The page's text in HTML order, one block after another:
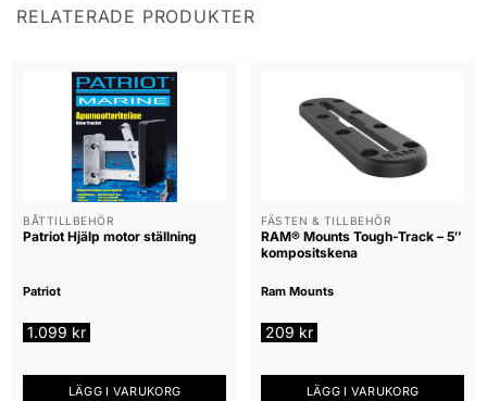
RELATERADE PRODUKTER
BÅTTILLBEHÖR
Patriot Hjälp motor ställning
Patriot
1.099 kr
LÄGG I VARUKORG
FÄSTEN & TILLBEHÖR
RAM® Mounts Tough-Track – 5″
kompositskena
Ram Mounts
209 kr
LÄGG I VARUKORG